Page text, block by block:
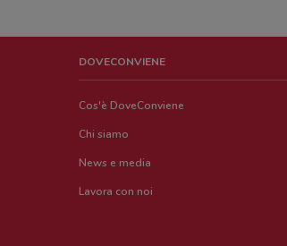
DOVECONVIENE
Cos'è DoveConviene
Chi siamo
News e media
Lavora con noi